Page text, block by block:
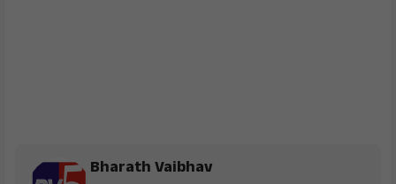
Bharath Vaibhav